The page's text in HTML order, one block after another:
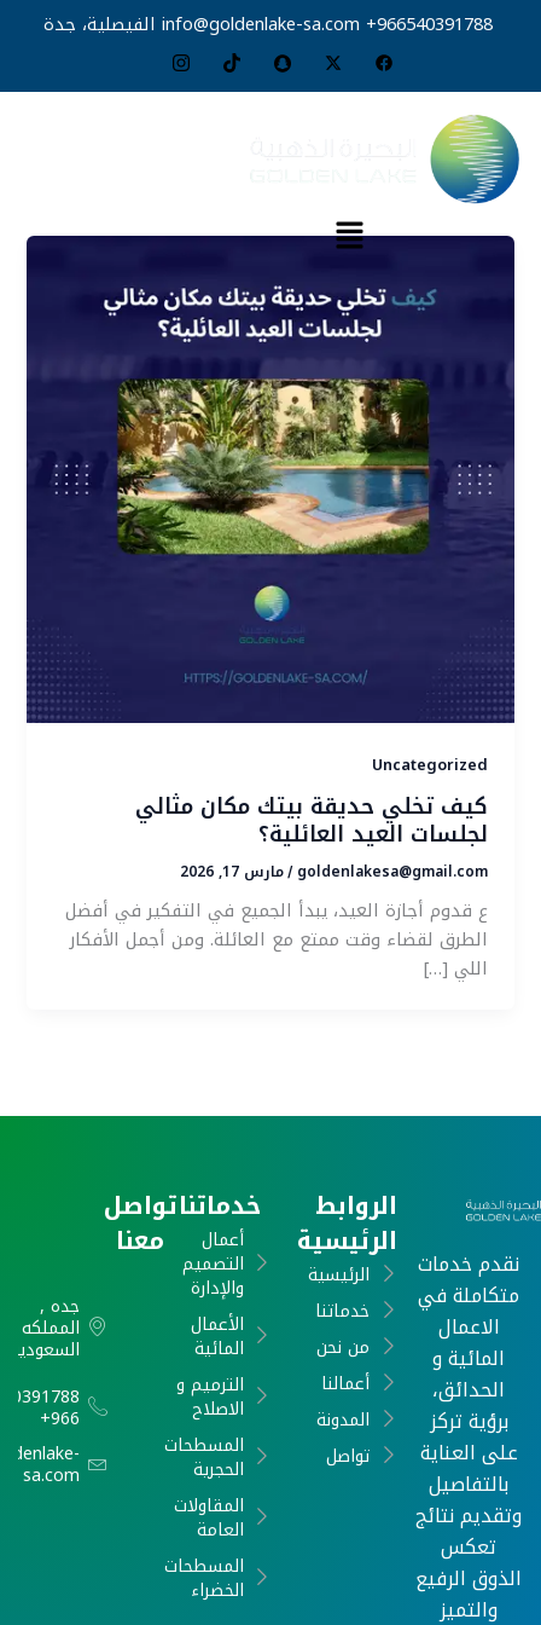
966540391788+
info@goldenlake-sa.com الفيصلية، جدة
القائمة
Uncategorized
كيف تخلي حديقة بيتك مكان مثالي
لجلسات العيد العائلية؟
goldenlakesa@gmail.com
/مارس 17, 2026
ع قدوم أجازة العيد، يبدأ الجميع في التفكير في أفضل
الطرق لقضاء وقت ممتع مع العائلة. ومن أجمل الأفكار
اللي […]
نقدم خدمات
متكاملة في
الاعمال
المائية و
الحدائق،
برؤية تركز
على العناية
بالتفاصيل
وتقديم نتائج
تعكس
الذوق الرفيع
والتميز
الروابط
الرئيسية
الرئيسية
خدماتنا
من نحن
أعمالنا
المدونة
تواصل
خدماتنا
أعمال
التصميم
والإدارة
الأعمال
المائية
الترميم و
الاصلاح
المسطحات
الحجرية
المقاولات
العامة
المسطحات
الخضراء
تواصل
معنا
جده ,
المملكه
السعودية
966+
sa.com